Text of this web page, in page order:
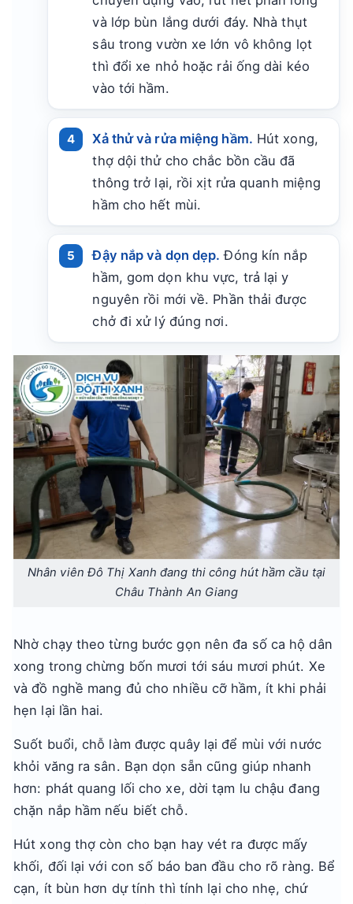
và lớp bùn lắng dưới đáy. Nhà thụt
sâu trong vườn xe lớn vô không lọt
thì đổi xe nhỏ hoặc rải ống dài kéo
vào tới hầm.
Xả thử và rửa miệng hầm. Hút xong,
thợ dội thử cho chắc bồn cầu đã
thông trở lại, rồi xịt rửa quanh miệng
hầm cho hết mùi.
Đậy nắp và dọn dẹp. Đóng kín nắp
hầm, gom dọn khu vực, trả lại y
nguyên rồi mới về. Phần thải được
chở đi xử lý đúng nơi.
Nhân viên Đô Thị Xanh đang thi công hút hầm cầu tại
Châu Thành An Giang
Nhờ chạy theo từng bước gọn nên đa số ca hộ dân
xong trong chừng bốn mươi tới sáu mươi phút. Xe
và đồ nghề mang đủ cho nhiều cỡ hầm, ít khi phải
hẹn lại lần hai.
Suốt buổi, chỗ làm được quây lại để mùi với nước
khỏi văng ra sân. Bạn dọn sẵn cũng giúp nhanh
hơn: phát quang lối cho xe, dời tạm lu chậu đang
chặn nắp hầm nếu biết chỗ.
Hút xong thợ còn cho bạn hay vét ra được mấy
khối, đối lại với con số báo ban đầu cho rõ ràng. Bể
cạn, ít bùn hơn dự tính thì tính lại cho nhẹ, chứ